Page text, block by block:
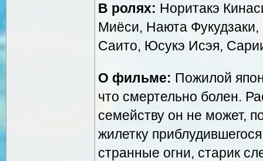
В ролях: Норитакэ
Миёси, Наюта
Саито, Юсукэ Исэя,
О фильме: Пожилой
что смертельно болен.
семейству он не может,
жилетку
странные огни, старик